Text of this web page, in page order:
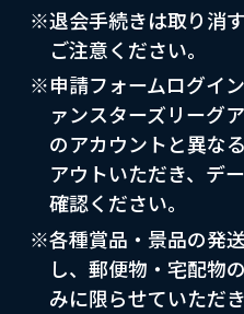
※退会手続きは取り消
ご注意ください。
※申請フォームログイ
ァンスターズリーグ
のアカウントと異な
アウトいただき、デ
確認ください。
※各種賞品・景品の発
し、郵便物・宅配物
みに限らせていただき